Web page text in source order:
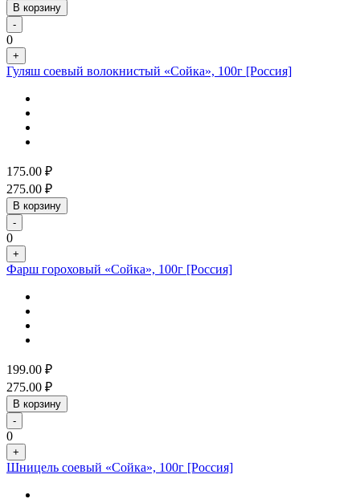
В корзину
-
0
+
Гуляш соевый волокнистый «Сойка», 100г [Россия]
175.00 ₽
275.00 ₽
В корзину
-
0
+
Фарш гороховый «Сойка», 100г [Россия]
199.00 ₽
275.00 ₽
В корзину
-
0
+
Шницель соевый «Сойка», 100г [Россия]